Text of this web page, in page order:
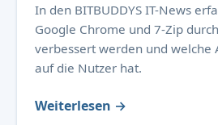
In den BITBUDDYS IT-News
Google Chrome und 7-Zip
verbessert werden und welche
auf die Nutzer hat.
Weiterlesen →